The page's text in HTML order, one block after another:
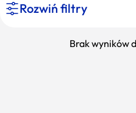
Rozwiń filtry
Brak wyników